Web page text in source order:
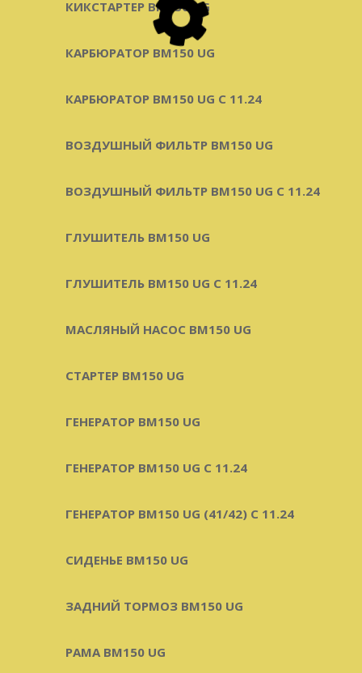
КИКСТАРТЕР BM150 UG
КАРБЮРАТОР BM150 UG
КАРБЮРАТОР BM150 UG С 11.24
ВОЗДУШНЫЙ ФИЛЬТР BM150 UG
ВОЗДУШНЫЙ ФИЛЬТР BM150 UG C 11.24
ГЛУШИТЕЛЬ BM150 UG
ГЛУШИТЕЛЬ BM150 UG С 11.24
МАСЛЯНЫЙ НАСОС BM150 UG
СТАРТЕР BM150 UG
ГЕНЕРАТОР BM150 UG
ГЕНЕРАТОР BM150 UG С 11.24
ГЕНЕРАТОР BM150 UG (41/42) С 11.24
СИДЕНЬЕ BM150 UG
ЗАДНИЙ ТОРМОЗ BM150 UG
РАМА BM150 UG